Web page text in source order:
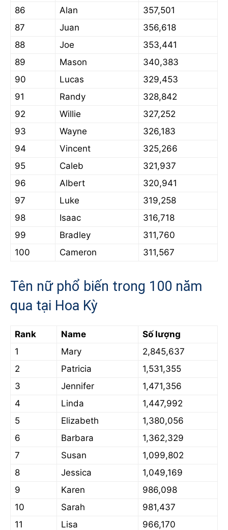
86
Alan
357,501
87
Juan
356,618
88
Joe
353,441
89
Mason
340,383
90
Lucas
329,453
91
Randy
328,842
92
Willie
327,252
93
Wayne
326,183
94
Vincent
325,266
95
Caleb
321,937
96
Albert
320,941
97
Luke
319,258
98
Isaac
316,718
99
Bradley
311,760
100
Cameron 311,567
Tên nữ phổ biến trong 100 năm
qua tại Hoa Kỳ
Rank Name
Số lượng
1
Mary
2,845,637
2
Patricia
1,531,355
3
Jennifer
1,471,356
4
Linda
1,447,992
5
Elizabeth
1,380,056
6
Barbara
1,362,329
7
Susan
1,099,802
8
Jessica
1,049,169
9
Karen
986,098
10
Sarah
981,437
11
Lisa 966,170